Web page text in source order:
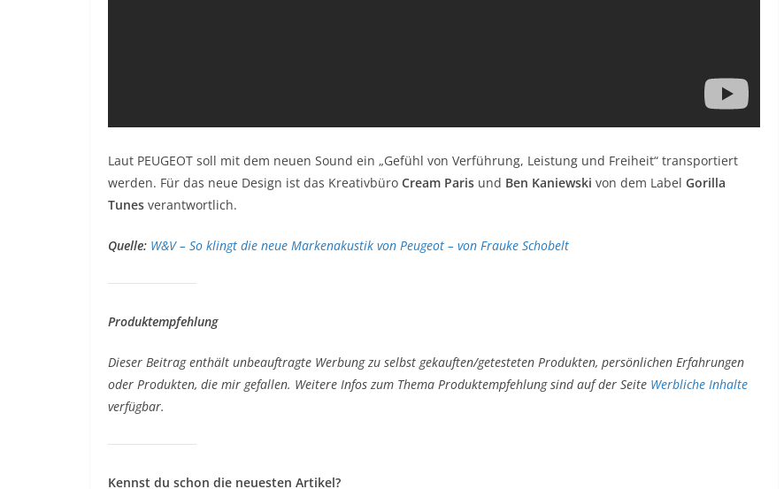
Laut PEUGEOT soll mit dem neuen Sound ein „Gefühl von Verführung, Leistung und Freiheit“ transportiert
werden. Für das neue Design ist das Kreativbüro Cream Paris und Ben Kaniewski von dem Label Gorilla
Tunes verantwortlich.
Quelle: W&V – So klingt die neue Markenakustik von Peugeot – von Frauke Schobelt
Produktempfehlung
Dieser Beitrag enthält unbeauftragte Werbung zu selbst gekauften/getesteten Produkten, persönlichen Erfahrungen
oder Produkten, die mir gefallen. Weitere Infos zum Thema Produktempfehlung sind auf der Seite Werbliche Inhalte
verfügbar.
Kennst du schon die neuesten Artikel?